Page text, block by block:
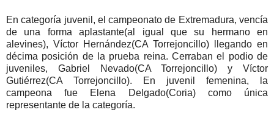
En categoría juvenil, el campeonato de Extremadura, vencía
de una forma aplastante(al igual que su hermano en
alevines), Víctor Hernández(CA Torrejoncillo) llegando en
décima posición de la prueba reina. Cerraban el podio de
juveniles, Gabriel Nevado(CA Torrejoncillo) y Víctor
Gutiérrez(CA Torrejoncillo). En juvenil femenina, la
campeona fue Elena Delgado(Coria) como única
representante de la categoría.